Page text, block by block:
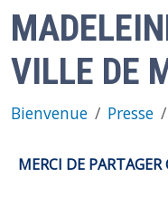
VILLE DE
Bienvenue Presse
MERCI DE PARTAGER